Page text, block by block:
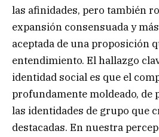
las afinidades, pero también
expansión consensuada y
aceptada de una proposición
entendimiento. El hallazgo
identidad social es que el
profundamente moldeado, de
las identidades de grupo que
destacadas. En nuestra